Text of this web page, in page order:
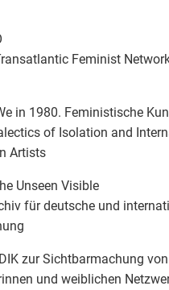
Feminist
in 1980. Feministische
of Isolation and
Artists
Unseen Visible
für deutsche und
zur Sichtbarmachung von
und weiblichen